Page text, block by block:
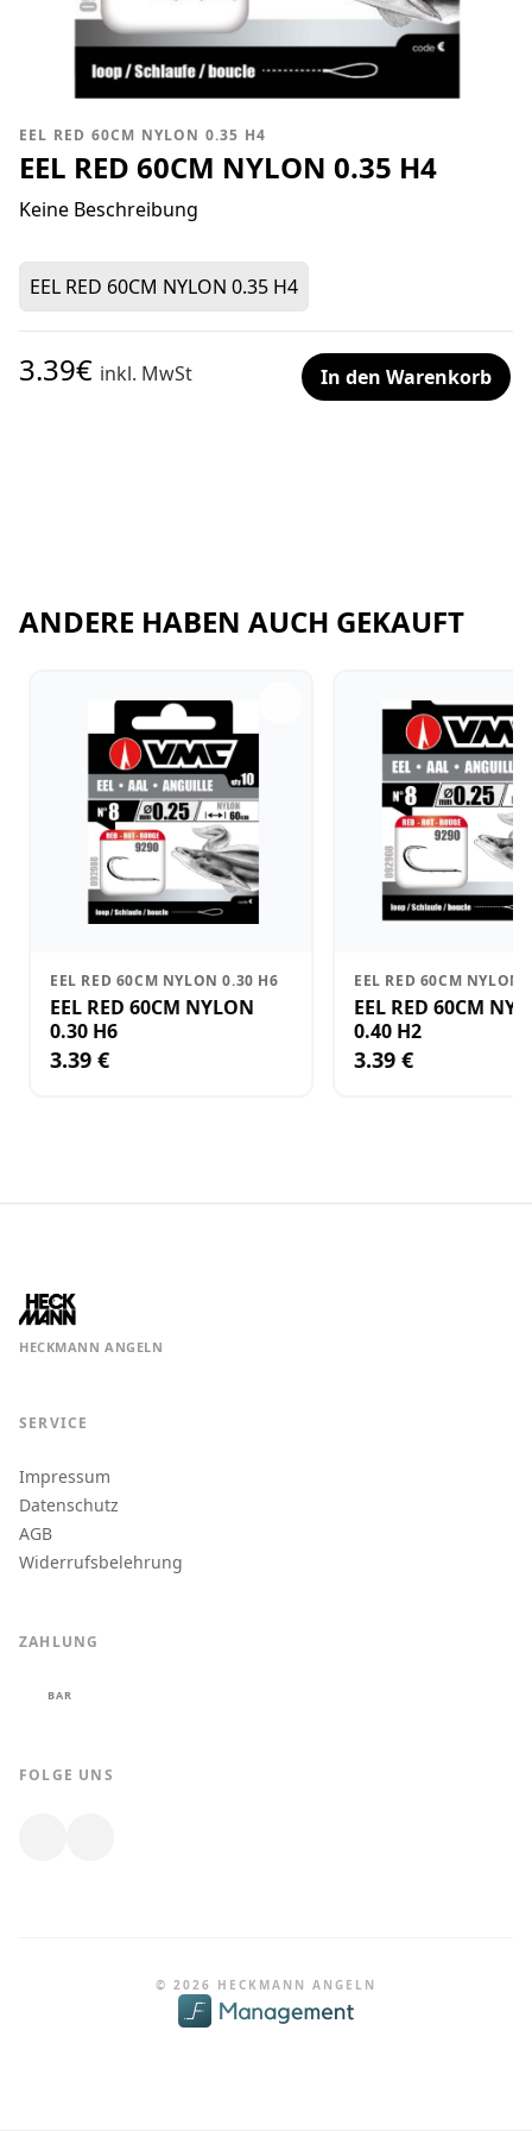
EEL RED 60CM NYLON 0.35 H4
EEL RED 60CM NYLON 0.35 H4
Keine Beschreibung
EEL RED 60CM NYLON 0.35 H4
3.39€ inkl. MwSt In den Warenkorb
ANDERE HABEN AUCH GEKAUFT
EEL RED 60CM NYLON 0.30 H6
EEL RED 60CM NYLON
0.30 H6
3.39 €
EEL RED 60CM NYLON
EEL RED 60CM
0.40 H2
3.39 €
HECKMANN ANGELN
SERVICE
Impressum
Datenschutz
AGB
Widerrufsbelehrung
ZAHLUNG
BAR
FOLGE UNS
© 2026 HECKMANN ANGELN